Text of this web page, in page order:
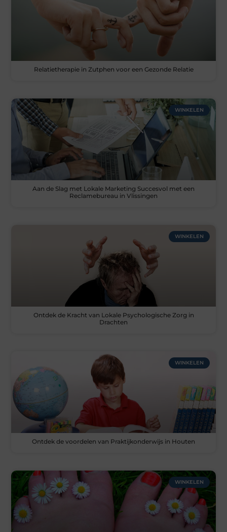
Relatietherapie in Zutphen voor een Gezonde Relatie
WINKELEN
Aan de Slag met Lokale Marketing Succesvol met een
Reclamebureau in Vlissingen
WINKELEN
Ontdek de Kracht van Lokale Psychologische Zorg in
Drachten
WINKELEN
Ontdek de voordelen van Praktijkonderwijs in Houten
WINKELEN